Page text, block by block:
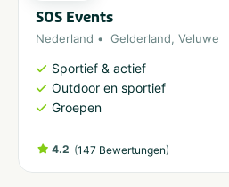
SOS Events
Nederland Gelderland, Veluwe
Sportief & actief
Outdoor en sportief
Groepen
4.2 (147 Bewertungen)